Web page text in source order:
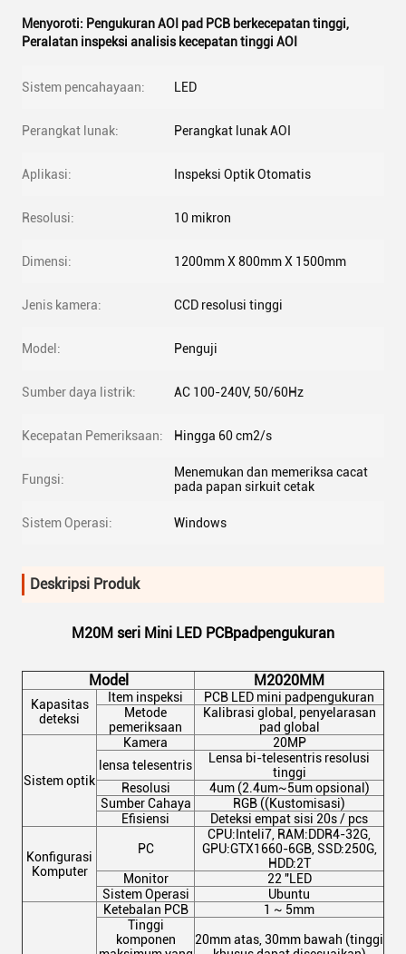
Menyoroti: Pengukuran AOI pad PCB berkecepatan tinggi,
Peralatan inspeksi analisis kecepatan tinggi AOI
Sistem pencahayaan: LED
Perangkat lunak: Perangkat lunak AOI
Aplikasi: Inspeksi Optik Otomatis
Resolusi: 10 mikron
Dimensi: 1200mm X 800mm X 1500mm
Jenis kamera: CCD resolusi tinggi
Model: Penguji
Sumber daya listrik: AC 100-240V, 50/60Hz
Kecepatan Pemeriksaan: Hingga 60 cm2/s
Fungsi:
Menemukan dan memeriksa cacat
pada papan sirkuit cetak
Sistem Operasi: Windows
Deskripsi Produk
M20M seri Mini LED PCBpadpengukuran
Model M2020MM
Kapasitas
deteksi
Item inspeksi PCB LED mini padpengukuran
Metode
pemeriksaan
Kalibrasi global, penyelarasan
pad global
Sistem optik
Kamera
20MP
lensa telesentris
Lensa bi-telesentris resolusi
tinggi
Resolusi
4um (2.4um~5um opsional)
Sumber Cahaya
RGB ((Kustomisasi)
Efisiensi
Deteksi empat sisi 20s / pcs
Konfigurasi
Komputer
PC
CPU:Inteli7, RAM:DDR4-32G,
GPU:GTX1660-6GB, SSD:250G,
HDD:2T
Monitor
22 "LED
Sistem Operasi
Ubuntu
Ketebalan PCB
1 ~ 5mm
Tinggi
komponen
20mm atas, 30mm bawah (tinggi